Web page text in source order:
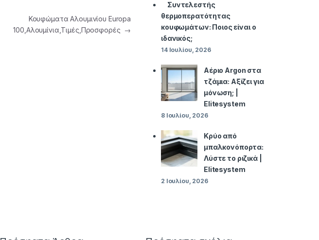
Κουφώματα Αλουμινίου Europa
100,Αλουμίνια,Τιμές,Προσφορές →
Συντελεστής
θερμοπερατότητας
κουφωμάτων: Ποιος είναι ο
ιδανικός;
14 Ιουλίου, 2026
Αέριο Argon στα
τζάμια: Αξίζει για
μόνωση; |
Elitesystem
8 Ιουλίου, 2026
Κρύο από
μπαλκονόπορτα:
Λύστε το ριζικά |
Elitesystem
2 Ιουλίου, 2026